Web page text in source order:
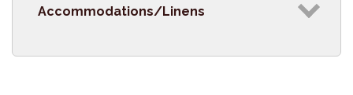
Accommodations/Linens